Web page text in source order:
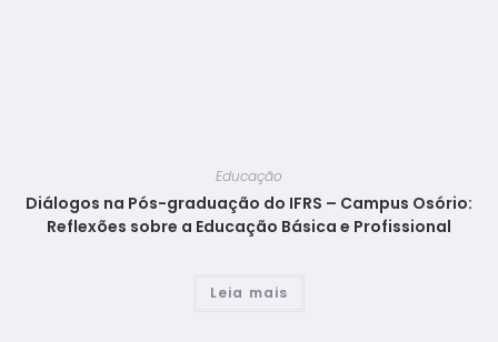
Educação
Diálogos na Pós-graduação do IFRS – Campus Osório:
Reflexões sobre a Educação Básica e Profissional
Leia mais